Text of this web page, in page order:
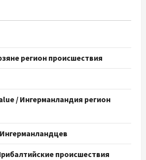
регион происшествия
/ Ингерманландия регион
происшествия